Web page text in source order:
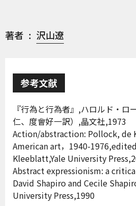
著者 沢山遼
参考文献
『行為と行為者』,ハロルド・ロ
仁、度會好一訳）,晶文社,1973
Action/abstraction: Pollock, de
American art，1940-
Kleeblatt,Yale University
Abstract expressionism: a
David Shapiro and Cecile
University Press,1990